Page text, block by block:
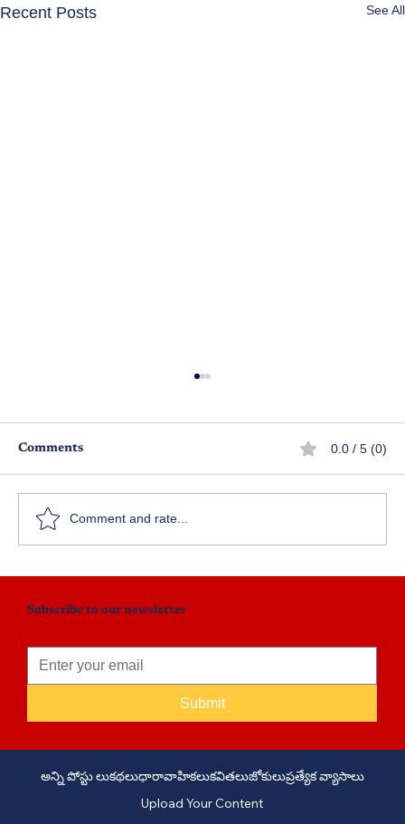
Recent Posts See All
కరికాల చోళుడు - పార్ట్ 97
Comments 0.0 / 5 (0)
Comment and rate...
Subscribe to our newsletter
Submit
అన్ని పోస్టు లుకథలుధారావాహికలుకవితలుజోకులుప్రత్యేక వ్యాసాలు
Upload Your Content